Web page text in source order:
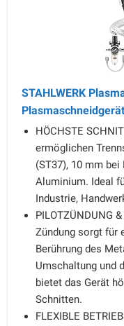
STAHLWERK
HÖCHSTE
ermöglichen
(ST37), 10 mm
Aluminium. Ideal
Industrie,
PILOTZÜNDUNG
Zündung sorgt für
Berührung des
Umschaltung und
bietet das Gerät
Schnitten.
FLEXIBLE